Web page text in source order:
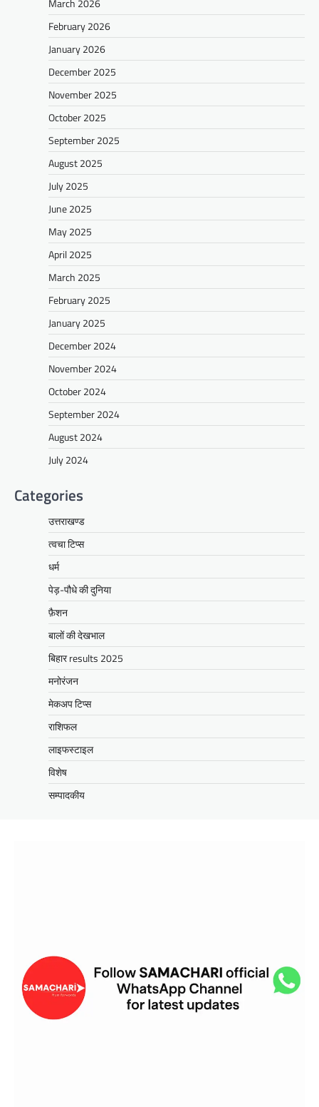
March 2026
February 2026
January 2026
December 2025
November 2025
October 2025
September 2025
August 2025
July 2025
June 2025
May 2025
April 2025
March 2025
February 2025
January 2025
December 2024
November 2024
October 2024
September 2024
August 2024
July 2024
Categories
उत्तराखण्ड
त्वचा टिप्स
धर्म
पेड़-पौधे की दुनिया
फ़ैशन
बालों की देखभाल
बिहार results 2025
मनोरंजन
मेकअप टिप्स
राशिफल
लाइफस्टाइल
विशेष
सम्पादकीय